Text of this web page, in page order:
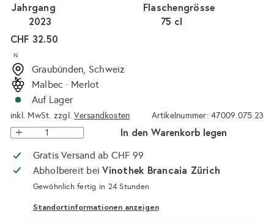
Flaschengrösse
75 cl
Jahrgang
2023
Normaler
Preis
CHF 32.50
N
Graubünden, Schweiz
Malbec · Merlot
Auf Lager
inkl. MwSt. zzgl.Versandkosten Artikelnummer: 47009.075.23
In den Warenkorb legen
Gratis Versand ab CHF 99
Abholbereit beiVinothek Brancaia Zürich
Gewöhnlich fertig in 24 Stunden
Standortinformationen anzeigen